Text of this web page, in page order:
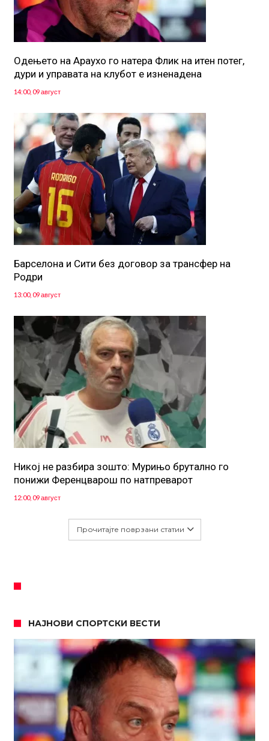
Одењето на Араухо го натера Флик на итен потег,
дури и управата на клубот е изненадена
14:00, 09 август
Барселона и Сити без договор за трансфер на
Родри
13:00, 09 август
Никој не разбира зошто: Мурињо брутално го
понижи Ференцварош по натпреварот
12:00, 09 август
Прочитајте поврзани статии
НАЈНОВИ СПОРТСКИ ВЕСТИ